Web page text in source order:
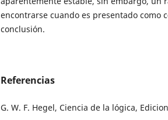
encontrarse cuando es presentado como
conclusión.
Referencias
G. W. F. Hegel, Ciencia de la lógica,